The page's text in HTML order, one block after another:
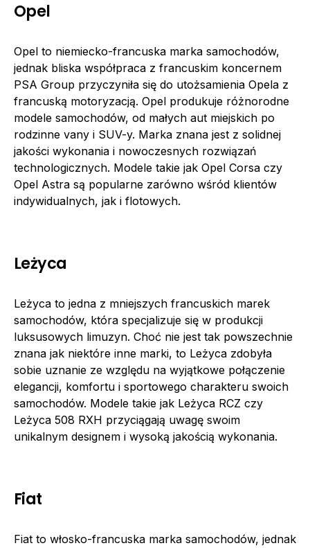
Opel
Opel to niemiecko-francuska marka samochodów,
jednak bliska współpraca z francuskim koncernem
PSA Group przyczyniła się do utożsamienia Opela z
francuską motoryzacją. Opel produkuje różnorodne
modele samochodów, od małych aut miejskich po
rodzinne vany i SUV-y. Marka znana jest z solidnej
jakości wykonania i nowoczesnych rozwiązań
technologicznych. Modele takie jak Opel Corsa czy
Opel Astra są popularne zarówno wśród klientów
indywidualnych, jak i flotowych.
Leżyca
Leżyca to jedna z mniejszych francuskich marek
samochodów, która specjalizuje się w produkcji
luksusowych limuzyn. Choć nie jest tak powszechnie
znana jak niektóre inne marki, to Leżyca zdobyła
sobie uznanie ze względu na wyjątkowe połączenie
elegancji, komfortu i sportowego charakteru swoich
samochodów. Modele takie jak Leżyca RCZ czy
Leżyca 508 RXH przyciągają uwagę swoim
unikalnym designem i wysoką jakością wykonania.
Fiat
Fiat to włosko-francuska marka samochodów, jednak